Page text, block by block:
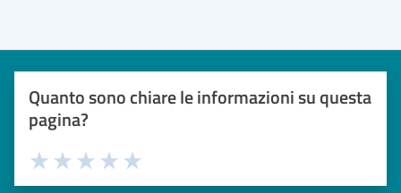
Quanto sono chiare le informazioni su questa
pagina?
Valuta 5 stelle su 5
Valuta 4 stelle su 5
Valuta 3 stelle su 5
Valuta 2 stelle su 5
Valuta 1 stelle su 5